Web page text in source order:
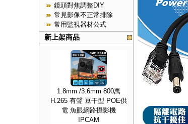
鏡頭對焦調整DIY
常見影像不正常排除
常用監視器材公式
新上架商品
1.8mm /3.6mm 800萬
H.265 有聲 豆干型 POE供
電 魚眼網路攝影機
IPCAM